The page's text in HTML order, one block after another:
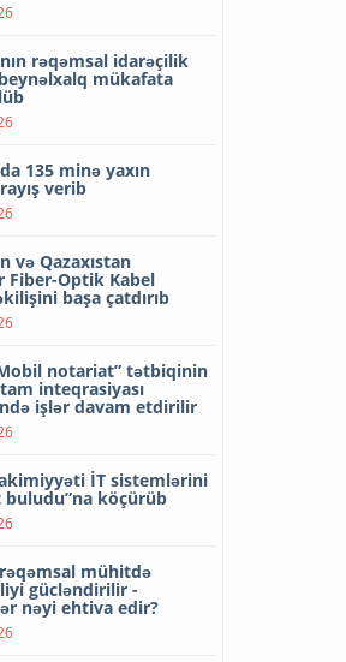
rəqəmsal idarəçilik
mükafata
135 minə yaxın
verib
və Qazaxıstan
Fiber-Optik Kabel
başa çatdırıb
notariat” tətbiqinin
inteqrasiyası
işlər davam etdirilir
İT sistemlərini
buludu”na köçürüb
mühitdə
gücləndirilir -
nəyi ehtiva edir?